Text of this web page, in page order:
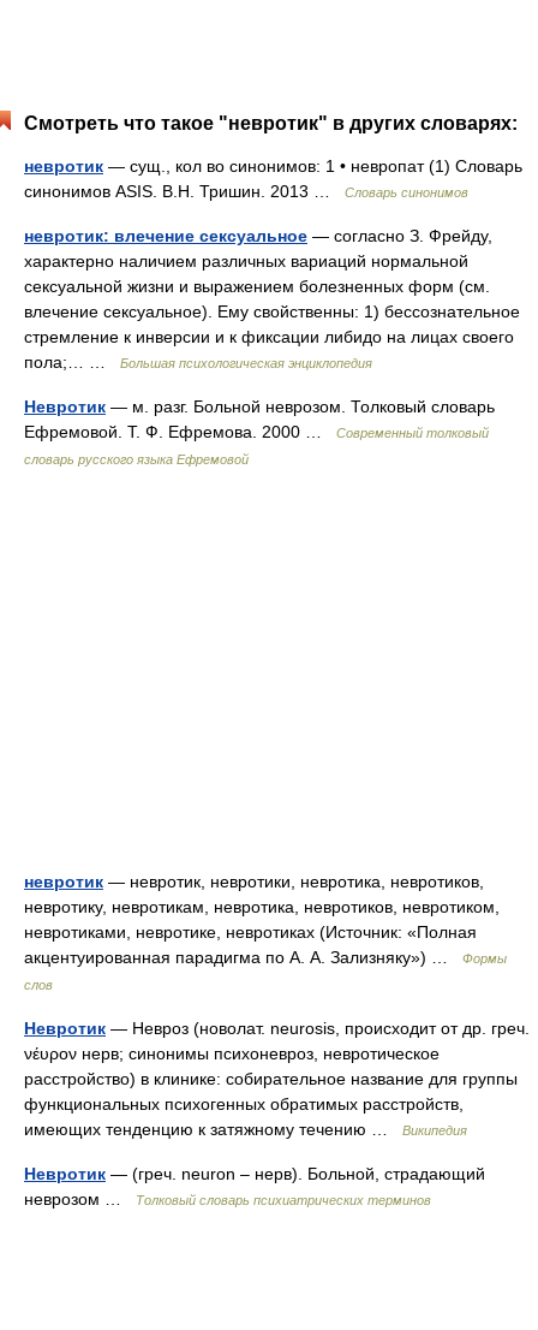
Смотреть что такое "невротик" в других словарях:
невротик — сущ., кол во синонимов: 1 • невропат (1) Словарь
синонимов ASIS. В.Н. Тришин. 2013 …
Словарь синонимов
невротик: влечение сексуальное — согласно З. Фрейду,
характерно наличием различных вариаций нормальной
сексуальной жизни и выражением болезненных форм (см.
влечение сексуальное). Ему свойственны: 1) бессознательное
стремление к инверсии и к фиксации либидо на лицах своего
пола;… …
Большая психологическая энциклопедия
Невротик — м. разг. Больной неврозом. Толковый словарь
Ефремовой. Т. Ф. Ефремова. 2000 …
Современный толковый
словарь русского языка Ефремовой
невротик — невротик, невротики, невротика, невротиков,
невротику, невротикам, невротика, невротиков, невротиком,
невротиками, невротике, невротиках (Источник: «Полная
акцентуированная парадигма по А. А. Зализняку») …
Формы
слов
Невротик — Невроз (новолат. neurosis, происходит от др. греч.
νέυρον нерв; синонимы психоневроз, невротическое
расстройство) в клинике: собирательное название для группы
функциональных психогенных обратимых расстройств,
имеющих тенденцию к затяжному течению …
Википедия
Невротик — (греч. neuron – нерв). Больной, страдающий
неврозом …
Толковый словарь психиатрических терминов